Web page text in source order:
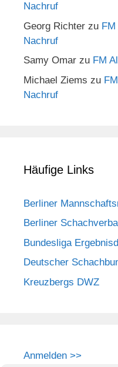
Nachruf
Georg Richter zu
Nachruf
Samy Omar zu FM
Michael Ziems zu
Nachruf
Häufige Links
Berliner
Berliner
Bundesliga
Deutscher
Kreuzbergs DWZ
Anmelden >>